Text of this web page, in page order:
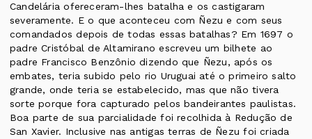
Candelária ofereceram-lhes batalha e os castigaram
severamente. E o que aconteceu com Ñezu e com seus
comandados depois de todas essas batalhas? Em 1697 o
padre Cristóbal de Altamirano escreveu um bilhete ao
padre Francisco Benzônio dizendo que Ñezu, após os
embates, teria subido pelo rio Uruguai até o primeiro salto
grande, onde teria se estabelecido, mas que não tivera
sorte porque fora capturado pelos bandeirantes paulistas.
Boa parte de sua parcialidade foi recolhida à Redução de
San Xavier. Inclusive nas antigas terras de Ñezu foi criada